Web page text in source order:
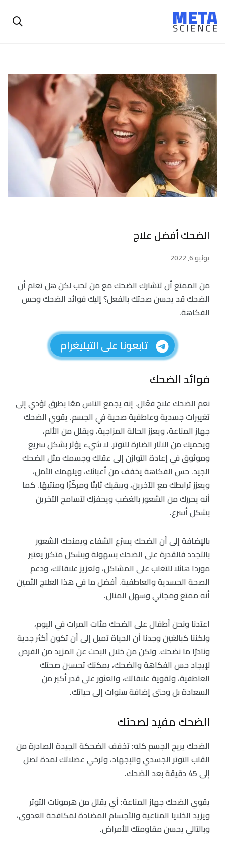
الضحك أفضل علاج
يونيو 6, 2022
من الممتع أن تتشارك الضحك مع من تحب لكن هل تعلم أن
الضحك قد يحسن صحتك بالفعل؟ إليك فوائد الضحك وحس
الفكاهة.
تابعونا على التيليغرام
فوائد الضحك
نعم الضحك علاج فعّال. إنه يجمع الناس معًا بطرق تؤدي إلى
تغييرات جسدية وعاطفية صحية في الجسم. يقوي الضحك
جهاز المناعة، ويعزز الحالة المزاجية، ويقلل من الألم،
ويحميك من الآثار الضارة للتوتر. لا شيء يؤثر بشكل سريع
وموثوق في إعادة التوازن إلى عقلك وجسمك مثل الضحك
الجيد. حس الفكاهة يخفف من أعبائك، ويلهمك الأمل،
ويعزز ترابطك مع الآخرين، ويبقيك ثابتًا ومركّزًا ومنتبهًا. كما
أنه يحررك من الشعور بالغضب ويحفزك لتسامح الآخرين
بشكل أسرع.
بالإضافة إلى أن الضحك يسرّع الشفاء ويمنحك الشعور
بالتجدد فالقدرة على الضحك بسهولة وبشكل متكرر يعتبر
موردا هائلا للتغلب على المشاكل، وتعزيز علاقاتك، ودعم
الصحة الجسدية والعاطفية. أفضل ما في هذا العلاج الثمين
أنه ممتع ومجاني وسهل المنال.
اعتدنا ونحن أطفال على الضحك مئات المرات في اليوم،
ولكننا كبالغين وجدنا أن الحياة تميل إلى أن تكون أكثر جدية
ونادرًا ما نضحك. ولكن من خلال البحث عن المزيد من الفرص
لإيجاد حس الفكاهة والضحك، يمكنك تحسين صحتك
العاطفية، وتقوية علاقاتك، والعثور على قدر أكبر من
السعادة بل وحتى إضافة سنوات إلى حياتك.
الضحك مفيد لصحتك
الضحك يريح الجسم كله: تخفف الضحكة الجيدة الصادرة من
القلب التوتر الجسدي والإجهاد، وترخي عضلاتك لمدة تصل
إلى 45 دقيقة بعد الضحك.
يقوي الضحك جهاز المناعة: أي يقلل من هرمونات التوتر
ويزيد الخلايا المناعية والأجسام المضادة لمكافحة العدوى،
وبالتالي يحسن مقاومتك للأمراض.